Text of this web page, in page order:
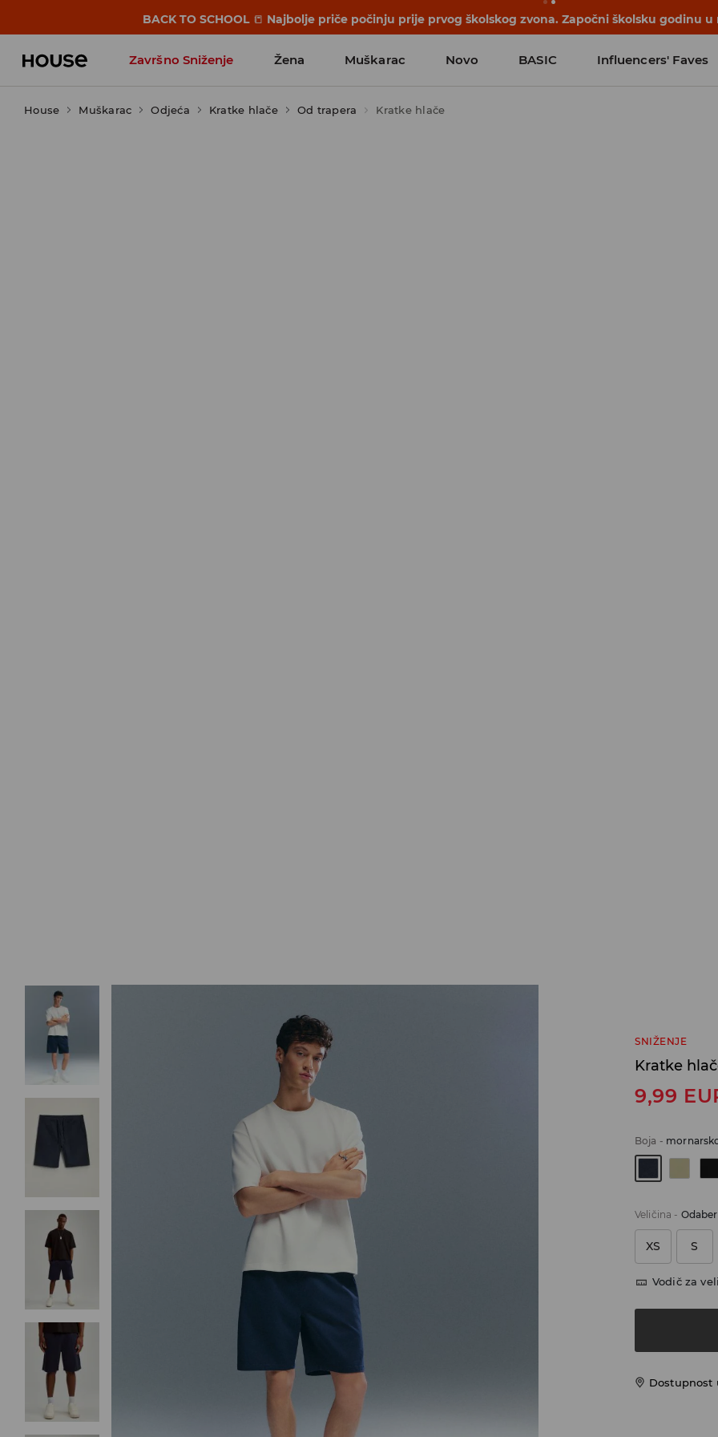
BACK TO SCHOOL 📒 Najbolje priče počinju prije prvog školskog zvona. Započni školsku godinu
Završno Sniženje Žena Muškarac Novo BASIC Influencers' Faves
House Muškarac Odjeća Kratke hlače Od trapera Kratke hlače
SNIŽENJE
Kratke
9,99
Boja -
Veličina -
XS S
Vodič za
Dostupnost